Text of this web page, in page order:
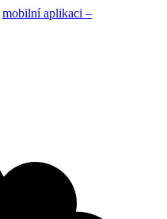
mobilní aplikaci –